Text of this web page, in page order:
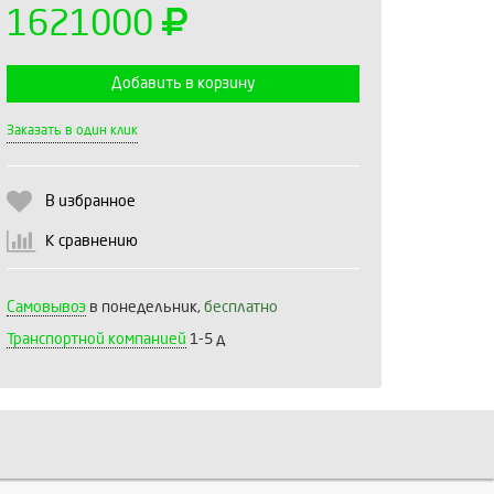
1621000
Добавить в корзину
Заказать в один клик
В избранное
К сравнению
Самовывоз в понедельник, бесплатно
Транспортной компанией 1-5 д